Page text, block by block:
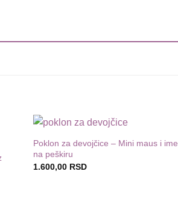
Dodaj
Poklon za devojčice – Mini maus i ime
na peškiru
1.600,00 RSD